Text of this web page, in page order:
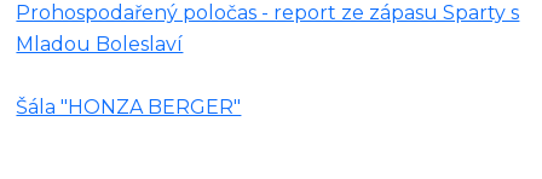
Prohospodařený poločas - report ze zápasu Sparty s
Mladou Boleslaví
Šála "HONZA BERGER"